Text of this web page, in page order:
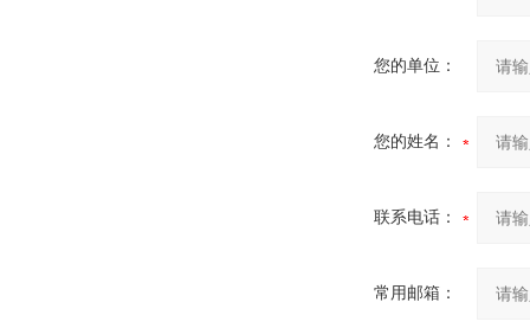
您的单位：
您的姓名：
联系电话：
常用邮箱：